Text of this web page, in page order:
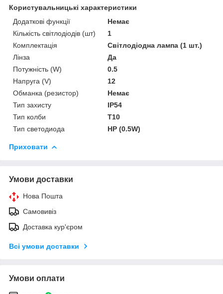
Користувальницькі характеристики
Додаткові функції
Немає
Кількість світлодіодів (шт)
1
Комплектація
Світлодіодна лампа (1 шт.)
Лінза
Да
Потужність (W)
0.5
Напруга (V)
12
Обманка (резистор)
Немає
Тип захисту
IP54
Тип колби
T10
Тип светодиода
HP (0.5W)
Приховати
Умови доставки
Нова Пошта
Самовивіз
Доставка кур'єром
Всі умови доставки
Умови оплати